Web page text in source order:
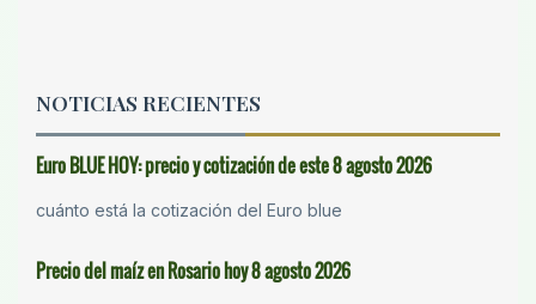
NOTICIAS RECIENTES
Euro BLUE HOY: precio y cotización de este 8 agosto 2026
cuánto está la cotización del Euro blue
Precio del maíz en Rosario hoy 8 agosto 2026